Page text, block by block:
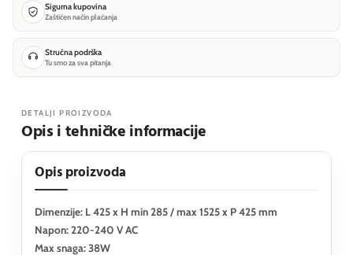
Sigurna kupovina
Zaštićen način plaćanja
Stručna podrška
Tu smo za sva pitanja
DETALJI PROIZVODA
Opis i tehničke informacije
Opis proizvoda
Dimenzije: L 425 x H min 285 / max 1525 x P 425 mm
Napon: 220-240 V AC
Max snaga: 38W